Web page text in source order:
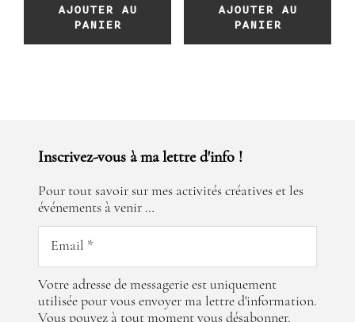
AJOUTER AU
PANIER
AJOUTER AU
PANIER
Inscrivez-vous à ma lettre d'info !
Pour tout savoir sur mes activités créatives et les
événements à venir …
Votre adresse de messagerie est uniquement
utilisée pour vous envoyer ma lettre d'information.
Vous pouvez à tout moment vous désabonner.